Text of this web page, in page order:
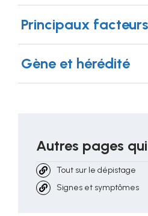
Principaux facteurs
Gène et hérédité
Autres pages
Tout sur le dépistage
Signes et symptômes